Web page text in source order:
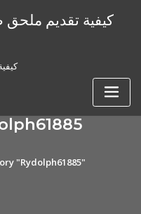
كيفية تقديم ملحق
"Rydolph61885"